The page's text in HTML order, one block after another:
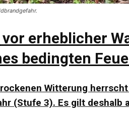
erheblicher
bedingten
Witterung
(Stufe 3). Es gilt